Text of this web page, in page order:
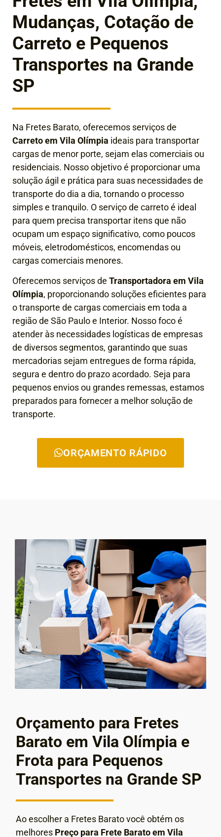
Mudanças, Cotação de
Carreto e Pequenos
Transportes na Grande
SP
Na Fretes Barato, oferecemos serviços de
Carreto em Vila Olímpia ideais para transportar
cargas de menor porte, sejam elas comerciais ou
residenciais. Nosso objetivo é proporcionar uma
solução ágil e prática para suas necessidades de
transporte do dia a dia, tornando o processo
simples e tranquilo. O serviço de carreto é ideal
para quem precisa transportar itens que não
ocupam um espaço significativo, como poucos
móveis, eletrodomésticos, encomendas ou
cargas comerciais menores.
Oferecemos serviços de Transportadora em Vila
Olímpia, proporcionando soluções eficientes para
o transporte de cargas comerciais em toda a
região de São Paulo e Interior. Nosso foco é
atender às necessidades logísticas de empresas
de diversos segmentos, garantindo que suas
mercadorias sejam entregues de forma rápida,
segura e dentro do prazo acordado. Seja para
pequenos envios ou grandes remessas, estamos
preparados para fornecer a melhor solução de
transporte.
ORÇAMENTO RÁPIDO
Orçamento para Fretes
Barato em Vila Olímpia e
Frota para Pequenos
Transportes na Grande SP
Ao escolher a Fretes Barato você obtém os
melhores Preço para Frete Barato em Vila